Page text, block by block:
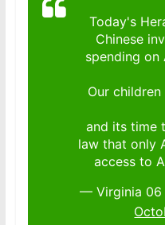
Today's
Chinese
spending on
Our
and its time
law that only
access to
— Virginia 06